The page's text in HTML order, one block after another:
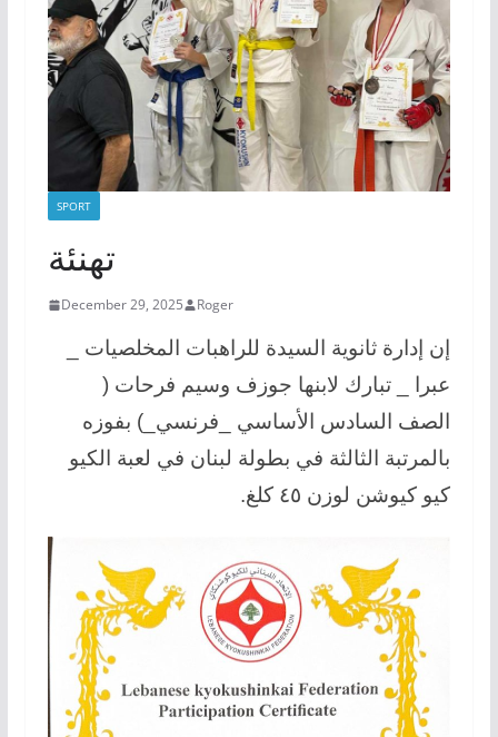
SPORT
تهنئة
December 29, 2025 Roger
إن إدارة ثانوية السيدة للراهبات المخلصيات _
عبرا _ تبارك لابنها جوزف وسيم فرحات (
الصف السادس الأساسي _فرنسي_) بفوزه
بالمرتبة الثالثة في بطولة لبنان في لعبة الكيو
كيو كيوشن لوزن ٤٥ كلغ.